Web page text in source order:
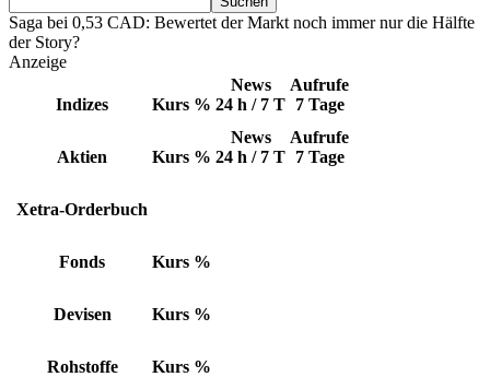
Saga bei 0,53 CAD: Bewertet der Markt noch immer nur die Hälfte
der Story?
Anzeige
Indizes Kurs %
News
24 h / 7 T
Aufrufe
7 Tage
Aktien Kurs %
News
24 h / 7 T
Aufrufe
7 Tage
Xetra-Orderbuch
Fonds Kurs %
Devisen Kurs %
Rohstoffe Kurs %